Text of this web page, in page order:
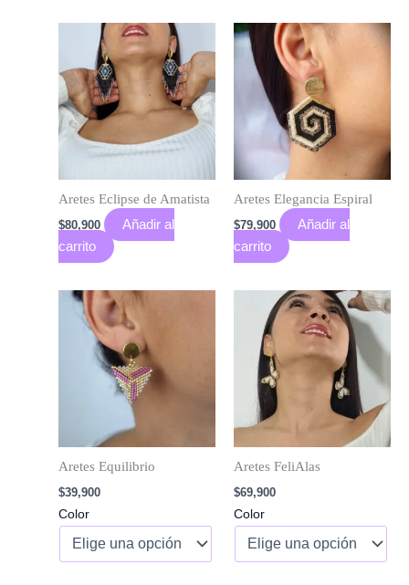
Aretes Eclipse de Amatista
$80,900
Añadir al
carrito
Aretes Elegancia Espiral
$79,900
Añadir al
carrito
Aretes Equilibrio
$39,900
Color
Aretes FeliAlas
$69,900
Color